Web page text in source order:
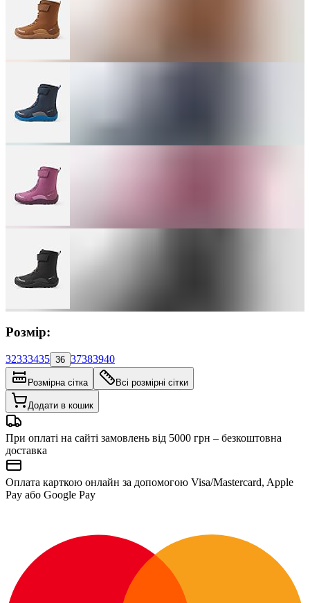
Розмір:
32333435 36 37383940
Розмірна сітка Всі розмірні сітки
Додати в кошик
При оплаті на сайті замовлень від 5000 грн – безкоштовна
доставка
Оплата карткою онлайн за допомогою Visa/Mastercard, Apple
Pay або Google Pay